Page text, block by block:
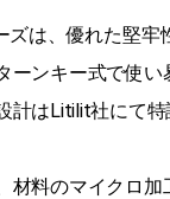
は、優れた堅牢
ーンキー式で使
計はLitilit社にて
材料のマイクロ